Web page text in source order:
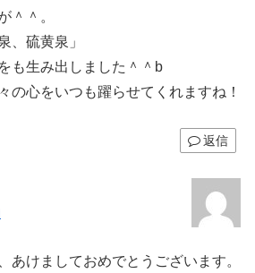
＾＾。
、硫黄泉」
も生み出しました＾＾b
の心をいつも躍らせてくれますね！
返信
あけましておめでとうございます。